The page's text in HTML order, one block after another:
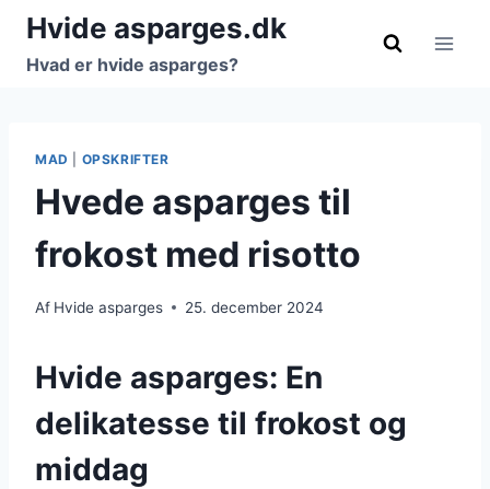
Fortsæt
indhold
Hvide asparges.dk
Hvad er hvide asparges?
MAD OPSKRIFTER
Hvede asparges til
frokost med risotto
Af Hvide asparges 25. december 2024
Hvide asparges: En
delikatesse til frokost og
middag